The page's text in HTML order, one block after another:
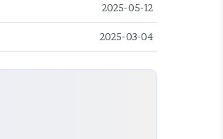
2025-05-12
2025-03-04